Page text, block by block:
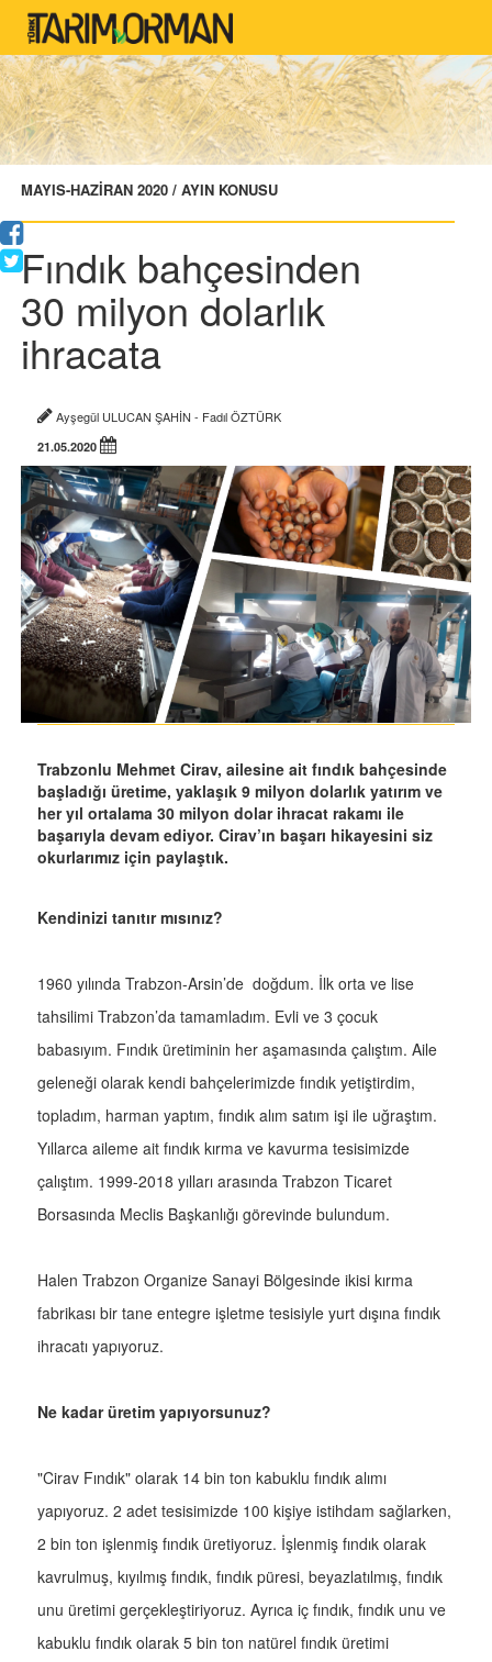
MAYIS-HAZİRAN 2020 / AYIN KONUSU
Fındık bahçesinden
30 milyon dolarlık
ihracata
Ayşegül ULUCAN ŞAHİN - Fadıl ÖZTÜRK
21.05.2020
Trabzonlu Mehmet Cirav, ailesine ait fındık bahçesinde
başladığı üretime, yaklaşık 9 milyon dolarlık yatırım ve
her yıl ortalama 30 milyon dolar ihracat rakamı ile
başarıyla devam ediyor. Cirav’ın başarı hikayesini siz
okurlarımız için paylaştık.
Kendinizi tanıtır mısınız?
1960 yılında Trabzon-Arsin’de doğdum. İlk orta ve lise
tahsilimi Trabzon’da tamamladım. Evli ve 3 çocuk
babasıyım. Fındık üretiminin her aşamasında çalıştım. Aile
geleneği olarak kendi bahçelerimizde fındık yetiştirdim,
topladım, harman yaptım, fındık alım satım işi ile uğraştım.
Yıllarca aileme ait fındık kırma ve kavurma tesisimizde
çalıştım. 1999-2018 yılları arasında Trabzon Ticaret
Borsasında Meclis Başkanlığı görevinde bulundum.
Halen Trabzon Organize Sanayi Bölgesinde ikisi kırma
fabrikası bir tane entegre işletme tesisiyle yurt dışına fındık
ihracatı yapıyoruz.
Ne kadar üretim yapıyorsunuz?
"Cirav Fındık" olarak 14 bin ton kabuklu fındık alımı
yapıyoruz. 2 adet tesisimizde 100 kişiye istihdam sağlarken,
2 bin ton işlenmiş fındık üretiyoruz. İşlenmiş fındık olarak
kavrulmuş, kıyılmış fındık, fındık püresi, beyazlatılmış, fındık
unu üretimi gerçekleştiriyoruz. Ayrıca iç fındık, fındık unu ve
kabuklu fındık olarak 5 bin ton natürel fındık üretimi